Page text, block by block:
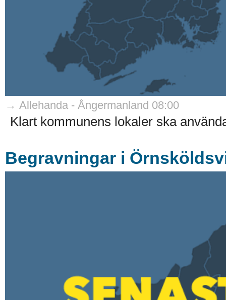
→ Allehanda - Ångermanland 08:00
Klart kommunens lokaler ska
Begravningar i